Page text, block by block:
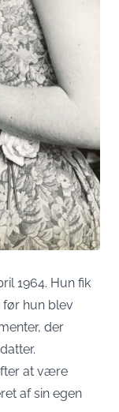
1964. Hun fik
før hun blev
der
at være
af sin egen